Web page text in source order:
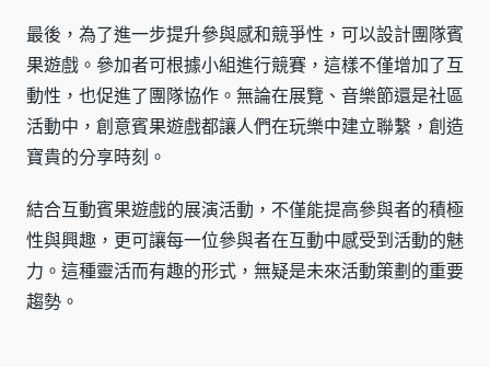
最後，為了進一步提升參與感和競爭性，可以設計團隊賓
果遊戲。參加者可根據小組進行競賽，這樣不僅增加了互
動性，也促進了團隊協作。無論在展覽、音樂節還是社區
活動中，創意賓果遊戲都讓人們在玩樂中建立聯繫，創造
寶貴的分享時刻。
結合互動賓果遊戲的展演活動，不僅能提高參與者的積極
性與興趣，更可讓每一位參與者在互動中感受到活動的魅
力。這種靈活而有趣的形式，無疑是未來活動策劃的重要
趨勢。